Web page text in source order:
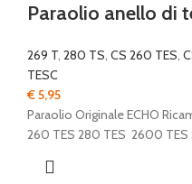
Paraolio anello di
269 T, 280 TS, CS 260 TES,
TESC
€5,95
Paraolio Originale ECHO
260 TES 280 TES 2600 TES